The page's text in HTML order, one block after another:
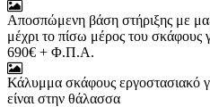
Αποσπώμενη βάση στήριξης με
μέχρι το πίσω μέρος του σκάφους
690€ + Φ.Π.Α.
Κάλυμμα σκάφους εργοστασιακό
είναι στην θάλασσα